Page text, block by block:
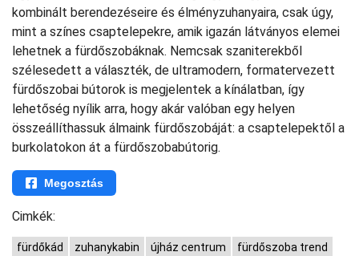
kombinált berendezéseire és élményzuhanyaira, csak úgy,
mint a színes csaptelepekre, amik igazán látványos elemei
lehetnek a fürdőszobáknak. Nemcsak szaniterekből
szélesedett a választék, de ultramodern, formatervezett
fürdőszobai bútorok is megjelentek a kínálatban, így
lehetőség nyílik arra, hogy akár valóban egy helyen
összeállíthassuk álmaink fürdőszobáját: a csaptelepektől a
burkolatokon át a fürdőszobabútorig.
Megosztás
Cimkék:
fürdőkád zuhanykabin újház centrum fürdőszoba trend